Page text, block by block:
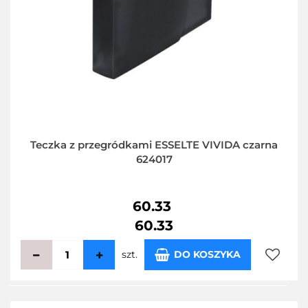
Teczka z przegródkami ESSELTE VIVIDA czarna
624017
60.33
60.33
szt. DO KOSZYKA